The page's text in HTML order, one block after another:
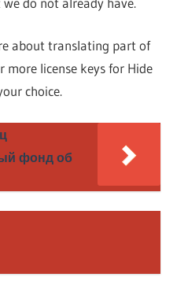
about translating part of
more license keys for Hide
choice.
фонд об